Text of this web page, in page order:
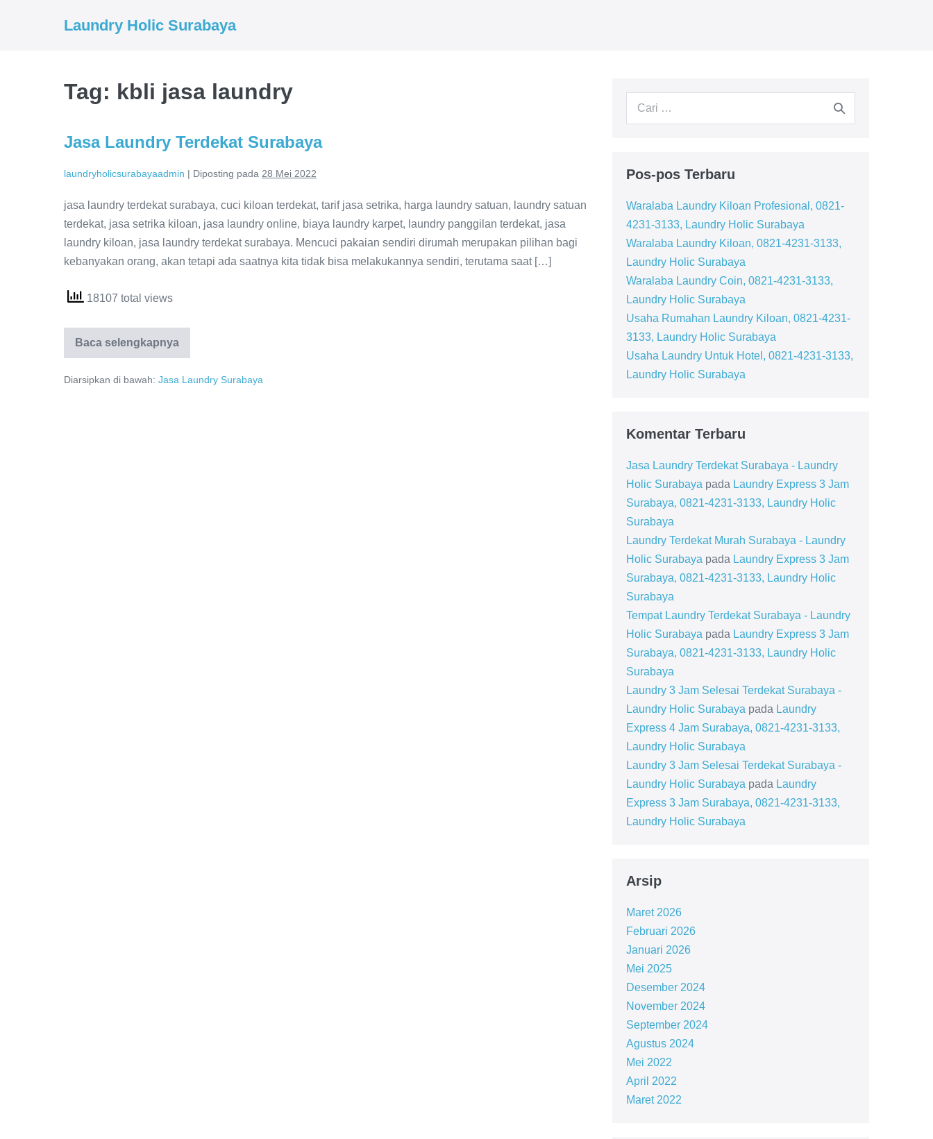
Laundry Holic Surabaya
Tag: kbli jasa laundry
Jasa Laundry Terdekat Surabaya
laundryholicsurabayaadmin | Diposting pada 28 Mei 2022
jasa laundry terdekat surabaya, cuci kiloan terdekat, tarif jasa setrika, harga laundry satuan, laundry satuan
terdekat, jasa setrika kiloan, jasa laundry online, biaya laundry karpet, laundry panggilan terdekat, jasa
laundry kiloan, jasa laundry terdekat surabaya. Mencuci pakaian sendiri dirumah merupakan pilihan bagi
kebanyakan orang, akan tetapi ada saatnya kita tidak bisa melakukannya sendiri, terutama saat […]
18107 total views
Baca selengkapnya
Surabaya
Diarsipkan di bawah: Jasa Laundry Surabaya
Pencarian
Pos-pos Terbaru
Waralaba Laundry Kiloan Profesional, 0821-
4231-3133, Laundry Holic Surabaya
Waralaba Laundry Kiloan, 0821-4231-3133,
Laundry Holic Surabaya
Waralaba Laundry Coin, 0821-4231-3133,
Laundry Holic Surabaya
Usaha Rumahan Laundry Kiloan, 0821-4231-
3133, Laundry Holic Surabaya
Usaha Laundry Untuk Hotel, 0821-4231-3133,
Laundry Holic Surabaya
Komentar Terbaru
Jasa Laundry Terdekat Surabaya - Laundry
Holic Surabaya pada Laundry Express 3 Jam
Surabaya, 0821-4231-3133, Laundry Holic
Surabaya
Laundry Terdekat Murah Surabaya - Laundry
Holic Surabaya pada Laundry Express 3 Jam
Surabaya, 0821-4231-3133, Laundry Holic
Surabaya
Tempat Laundry Terdekat Surabaya - Laundry
Holic Surabaya pada Laundry Express 3 Jam
Surabaya, 0821-4231-3133, Laundry Holic
Surabaya
Laundry 3 Jam Selesai Terdekat Surabaya -
Laundry Holic Surabaya pada Laundry
Express 4 Jam Surabaya, 0821-4231-3133,
Laundry Holic Surabaya
Laundry 3 Jam Selesai Terdekat Surabaya -
Laundry Holic Surabaya pada Laundry
Express 3 Jam Surabaya, 0821-4231-3133,
Laundry Holic Surabaya
Arsip
Maret 2026
Februari 2026
Januari 2026
Mei 2025
Desember 2024
November 2024
September 2024
Agustus 2024
Mei 2022
April 2022
Maret 2022